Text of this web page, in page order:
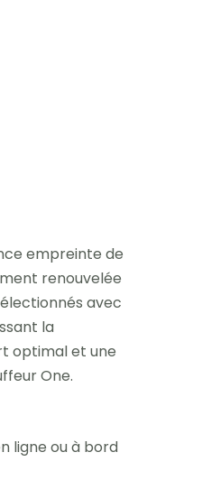
empreinte de
renouvelée
avec
la
optimal et une
One.
ligne ou à bord